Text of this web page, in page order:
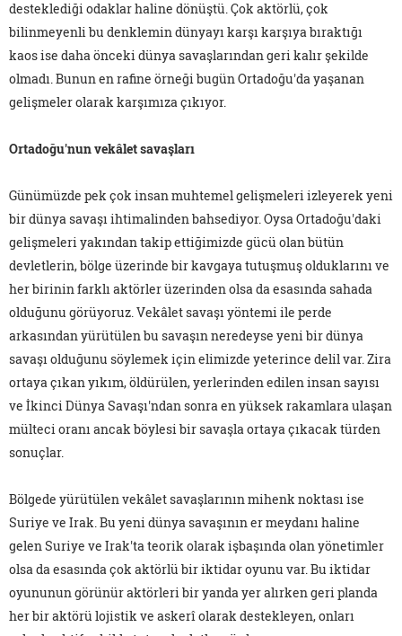
desteklediği odaklar haline dönüştü. Çok aktörlü, çok
bilinmeyenli bu denklemin dünyayı karşı karşıya bıraktığı
kaos ise daha önceki dünya savaşlarından geri kalır şekilde
olmadı. Bunun en rafine örneği bugün Ortadoğu'da yaşanan
gelişmeler olarak karşımıza çıkıyor.
Ortadoğu'nun vekâlet savaşları
Günümüzde pek çok insan muhtemel gelişmeleri izleyerek yeni
bir dünya savaşı ihtimalinden bahsediyor. Oysa Ortadoğu'daki
gelişmeleri yakından takip ettiğimizde gücü olan bütün
devletlerin, bölge üzerinde bir kavgaya tutuşmuş olduklarını ve
her birinin farklı aktörler üzerinden olsa da esasında sahada
olduğunu görüyoruz. Vekâlet savaşı yöntemi ile perde
arkasından yürütülen bu savaşın neredeyse yeni bir dünya
savaşı olduğunu söylemek için elimizde yeterince delil var. Zira
ortaya çıkan yıkım, öldürülen, yerlerinden edilen insan sayısı
ve İkinci Dünya Savaşı'ndan sonra en yüksek rakamlara ulaşan
mülteci oranı ancak böylesi bir savaşla ortaya çıkacak türden
sonuçlar.
Bölgede yürütülen vekâlet savaşlarının mihenk noktası ise
Suriye ve Irak. Bu yeni dünya savaşının er meydanı haline
gelen Suriye ve Irak'ta teorik olarak işbaşında olan yönetimler
olsa da esasında çok aktörlü bir iktidar oyunu var. Bu iktidar
oyununun görünür aktörleri bir yanda yer alırken geri planda
her bir aktörü lojistik ve askerî olarak destekleyen, onları